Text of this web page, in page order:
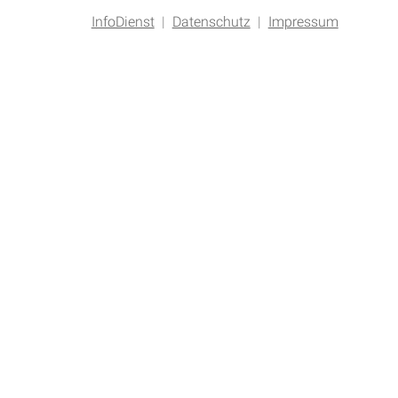
InfoDienst| Datenschutz | Impressum